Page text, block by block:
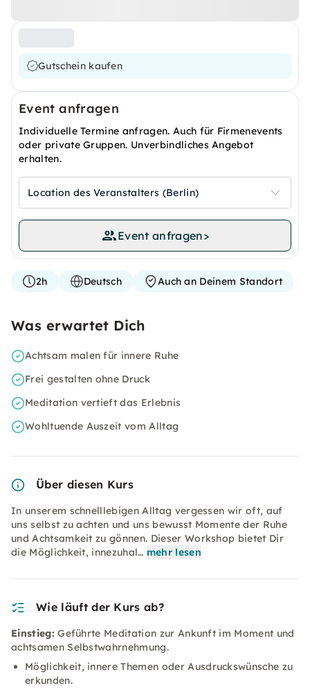
Gutschein kaufen
Event anfragen
Individuelle Termine anfragen. Auch für Firmenevents
oder private Gruppen. Unverbindliches Angebot
erhalten.
Location des Veranstalters (Berlin)
Event anfragen>
2h Deutsch Auch an Deinem Standort
Was erwartet Dich
Achtsam malen für innere Ruhe
Frei gestalten ohne Druck
Meditation vertieft das Erlebnis
Wohltuende Auszeit vom Alltag
Über diesen Kurs
In unserem schnelllebigen Alltag vergessen wir oft, auf
uns selbst zu achten und uns bewusst Momente der Ruhe
und Achtsamkeit zu gönnen. Dieser Workshop bietet Dir
die Möglichkeit, innezuhal… mehr lesen
Wie läuft der Kurs ab?
Einstieg: Geführte Meditation zur Ankunft im Moment und
achtsamen Selbstwahrnehmung.
Möglichkeit, innere Themen oder Ausdruckswünsche zu
erkunden.